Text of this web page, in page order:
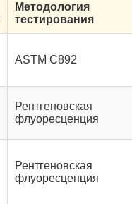
Методология
тестирования
ASTM C892
Рентгеновская
флуоресценция
Рентгеновская
флуоресценция